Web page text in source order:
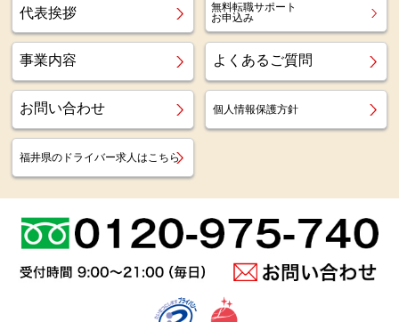
代表挨拶
無料転職サポート
お申込み
事業内容 よくあるご質問
お問い合わせ 個人情報保護方針
福井県のドライバー求人はこちら